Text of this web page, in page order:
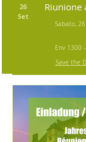
26
Set
Riunione
Sabato,
Env 1300
Save the